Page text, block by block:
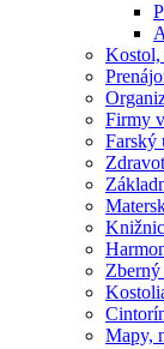
Kostol,
Firmy
Farský
Mapy,